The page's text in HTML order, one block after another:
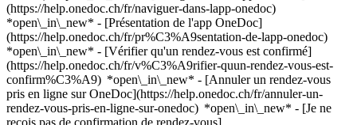
(https://help.onedoc.ch/fr/naviguer-dans-lapp-onedoc)
*open\_in\_new* - [Présentation de l'app OneDoc]
(https://help.onedoc.ch/fr/pr%C3%A9sentation-de-lapp-onedoc)
*open\_in\_new* - [Vérifier qu'un rendez-vous est confirmé]
(https://help.onedoc.ch/fr/v%C3%A9rifier-quun-rendez-vous-est-
confirm%C3%A9) *open\_in\_new* - [Annuler un rendez-vous
pris en ligne sur OneDoc](https://help.onedoc.ch/fr/annuler-un-
rendez-vous-pris-en-ligne-sur-onedoc) *open\_in\_new* - [Je ne
reçois pas de confirmation de rendez-vous]